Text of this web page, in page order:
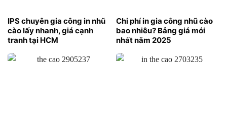
IPS chuyên gia công in nhũ
cào lấy nhanh, giá cạnh
tranh tại HCM
Chi phí in gia công nhũ cào
bao nhiêu? Bảng giá mới
nhất năm 2025